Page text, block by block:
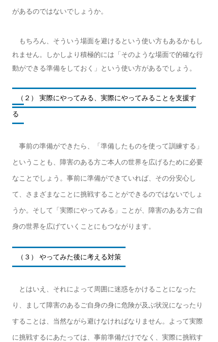
があるのではないでしょうか。
もちろん、そういう場面を避けるという使い方もあるかもし
れません。しかしより積極的には「そのような場面で的確な行
動ができる準備をしておく」という使い方があるでしょう。
（２） 実際にやってみる、実際にやってみることを支援す
る
事前の準備ができたら、「準備したものを使って訓練する」
ということも、障害のある方ご本人の世界を広げるために必要
なことでしょう。事前に準備ができていれば、その分安心し
て、さまざまなことに挑戦することができるのではないでしょ
うか。そして「実際にやってみる」ことが、障害のある方ご自
身の世界を広げていくことにもつながります。
（３） やってみた後に考える対策
とはいえ、それによって周囲に迷惑をかけることになった
り、まして障害のあるご自身の身に危険が及ぶ状況になったり
することは、当然ながら避けなければなりません。よって実際
に挑戦するにあたっては、事前準備だけでなく、実際に挑戦す